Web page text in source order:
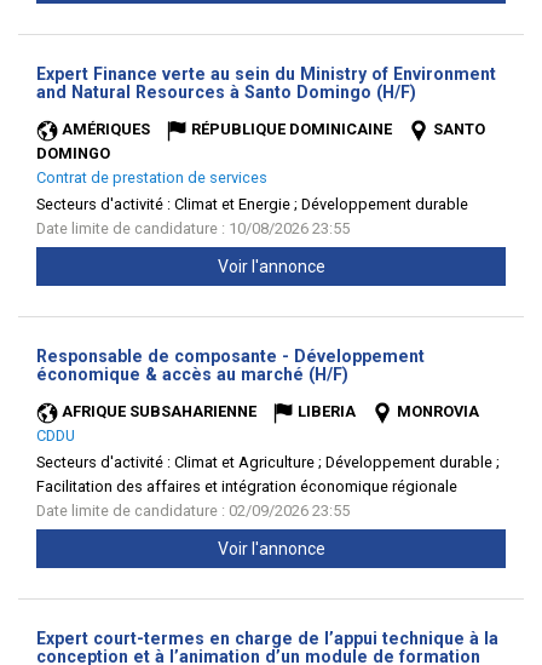
Expert Finance verte au sein du Ministry of Environment
and Natural Resources à Santo Domingo (H/F)
AMÉRIQUES RÉPUBLIQUE DOMINICAINE
SANTO
DOMINGO
Contrat de prestation de services
Secteurs d'activité : Climat et Energie ; Développement durable
Date limite de candidature : 10/08/2026 23:55
Voir l'annonce
Responsable de composante - Développement
économique & accès au marché (H/F)
AFRIQUE SUBSAHARIENNE LIBERIA
MONROVIA
CDDU
Secteurs d'activité : Climat et Agriculture ; Développement durable ;
Facilitation des affaires et intégration économique régionale
Date limite de candidature : 02/09/2026 23:55
Voir l'annonce
Expert court-termes en charge de l’appui technique à la
conception et à l’animation d’un module de formation